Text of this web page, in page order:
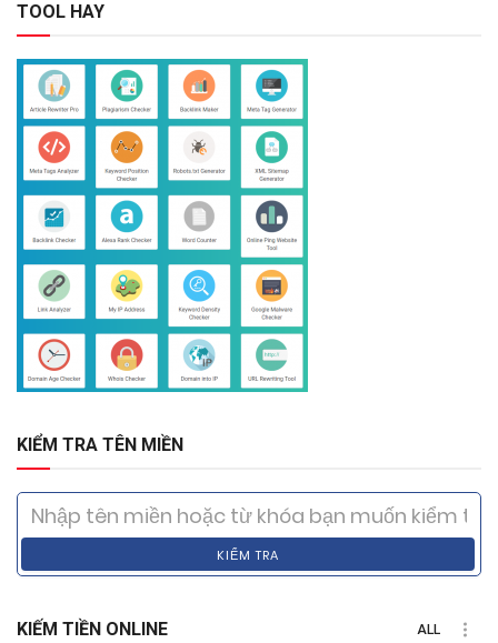
TOOL HAY
KIỂM TRA TÊN MIỀN
KIỂM TRA
KIẾM TIỀN ONLINE ALL